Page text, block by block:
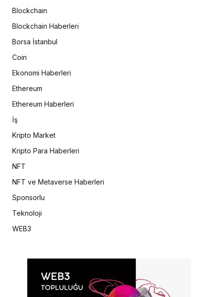
Blockchain
Blockchain Haberleri
Borsa İstanbul
Coin
Ekonomi Haberleri
Ethereum
Ethereum Haberleri
İş
Kripto Market
Kripto Para Haberleri
NFT
NFT ve Metaverse Haberleri
Sponsorlu
Teknoloji
WEB3